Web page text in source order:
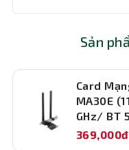
Sản
Card
MA30E
GHz/ BT
369,000đ